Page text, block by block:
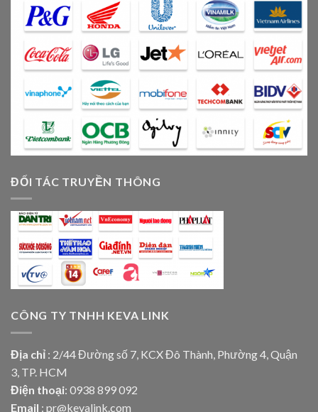
ĐỐI TÁC TRUYỀN THÔNG
CÔNG TY TNHH KEVA LINK
Địa chỉ : 2/44 Đường số 7, KCX Đô Thành, Phường 4, Quận
3, TP. HCM
Điện thoại: 0938 899 092
Email : pr@kevalink.com